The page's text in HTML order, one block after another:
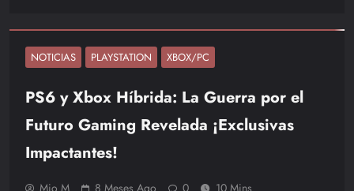
los
–
Nintendo,
Playstac
NOTICIAS PLAYSTATION XBOX/PC
PS6 y Xbox Híbrida: La Guerra por el
Futuro Gaming Revelada ¡Exclusivas
Impactantes!
Mio M 8 Meses Ago 0 10 Mins